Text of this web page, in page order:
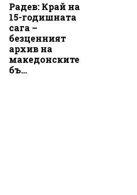
Радев: Край на
15-годишната
сага –
безценният
архив на
македонските
бъ...